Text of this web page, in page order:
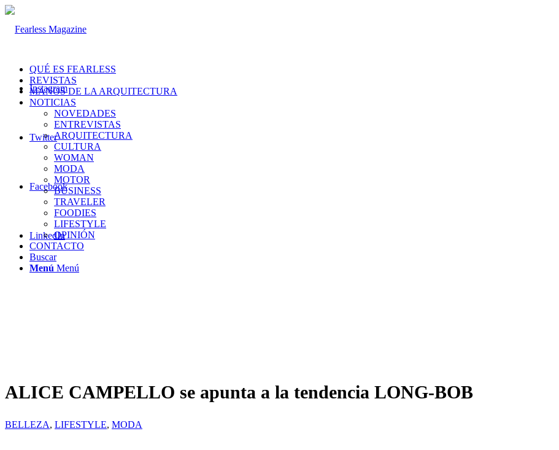
Instagram
Twitter
Facebook
LinkedIn
QUÉ ES FEARLESS
REVISTAS
MANOS DE LA ARQUITECTURA
NOTICIAS
NOVEDADES
ENTREVISTAS
ARQUITECTURA
CULTURA
WOMAN
MODA
MOTOR
BUSINESS
TRAVELER
FOODIES
LIFESTYLE
OPINIÓN
CONTACTO
Buscar
Menú Menú
ALICE CAMPELLO se apunta a la tendencia LONG-BOB
BELLEZA, LIFESTYLE, MODA